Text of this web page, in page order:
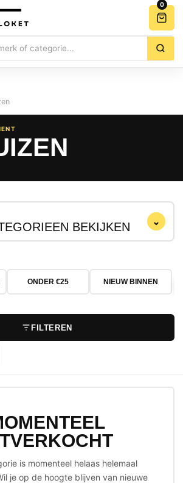
0
BEKIJKEN ⌄
ONDER €25 NIEUW BINNEN
FILTEREN
is momenteel helaas helemaal
je op de hoogte blijven van nieuwe